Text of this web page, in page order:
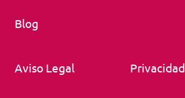
Blog
Aviso Legal Privacidad